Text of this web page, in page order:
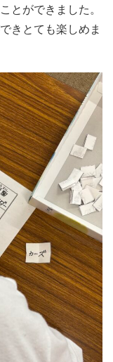
とができました。
きとても楽しめま